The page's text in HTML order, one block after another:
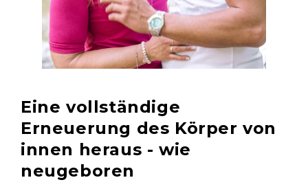
Eine vollständige
Erneuerung des Körper von
innen heraus - wie
neugeboren